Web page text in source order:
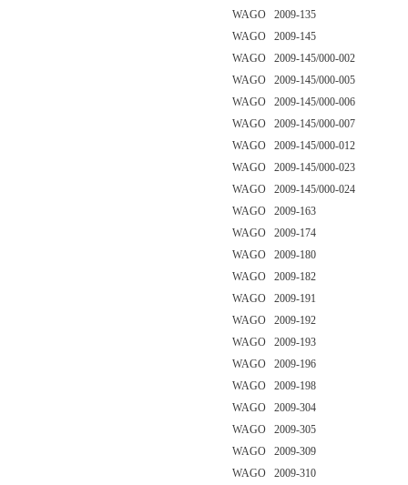
WAGO 2009-135
WAGO 2009-145
WAGO 2009-145/000-002
WAGO 2009-145/000-005
WAGO 2009-145/000-006
WAGO 2009-145/000-007
WAGO 2009-145/000-012
WAGO 2009-145/000-023
WAGO 2009-145/000-024
WAGO 2009-163
WAGO 2009-174
WAGO 2009-180
WAGO 2009-182
WAGO 2009-191
WAGO 2009-192
WAGO 2009-193
WAGO 2009-196
WAGO 2009-198
WAGO 2009-304
WAGO 2009-305
WAGO 2009-309
WAGO 2009-310